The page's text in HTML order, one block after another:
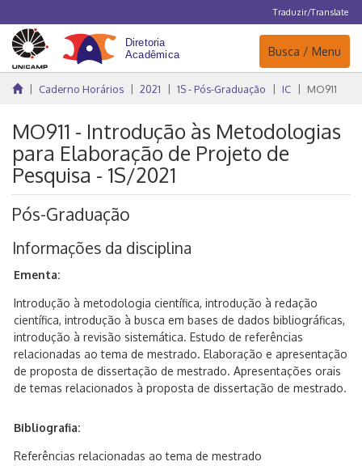
Traduzir/Translate
Navegação
Busca / Menu
Caderno Horários 2021 1S - Pós-Graduação IC MO911
MO911 - Introdução às Metodologias
para Elaboração de Projeto de
Pesquisa - 1S/2021
Pós-Graduação
Informações da disciplina
Ementa:
Introdução à metodologia científica, introdução à redação
científica, introdução à busca em bases de dados bibliográficas,
introdução à revisão sistemática. Estudo de referências
relacionadas ao tema de mestrado. Elaboração e apresentação
de proposta de dissertação de mestrado. Apresentações orais
de temas relacionados à proposta de dissertação de mestrado.
Bibliografia:
Referências relacionadas ao tema de mestrado